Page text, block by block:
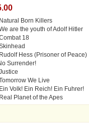
Born Killers
are the youth of Adolf Hitler
18
Hess (Prisoner of Peace)
Surrender!
We Live
Volk! Ein Reich! Ein Fuhrer!
Planet of the Apes